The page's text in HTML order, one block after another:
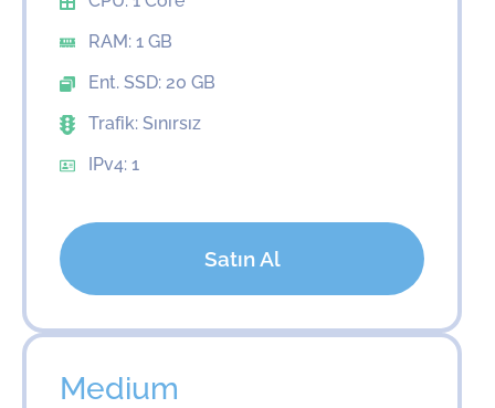
RAM: 1 GB
Ent. SSD: 20 GB
Trafik: Sınırsız
IPv4: 1
Satın Al
Medium